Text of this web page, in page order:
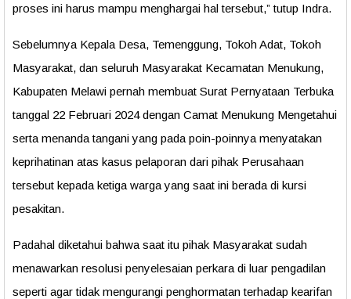
proses ini harus mampu menghargai hal tersebut,” tutup Indra.
Sebelumnya Kepala Desa, Temenggung, Tokoh Adat, Tokoh
Masyarakat, dan seluruh Masyarakat Kecamatan Menukung,
Kabupaten Melawi pernah membuat Surat Pernyataan Terbuka
tanggal 22 Februari 2024 dengan Camat Menukung Mengetahui
serta menanda tangani yang pada poin-poinnya menyatakan
keprihatinan atas kasus pelaporan dari pihak Perusahaan
tersebut kepada ketiga warga yang saat ini berada di kursi
pesakitan.
Padahal diketahui bahwa saat itu pihak Masyarakat sudah
menawarkan resolusi penyelesaian perkara di luar pengadilan
seperti agar tidak mengurangi penghormatan terhadap kearifan